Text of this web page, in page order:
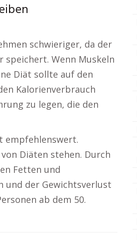
schwieriger, da der
Wenn Muskeln
Diät sollte auf den
Kalorienverbrauch
zu legen, die den
empfehlenswert.
Diäten stehen. Durch
Fetten und
und der Gewichtsverlust
ab dem 50.